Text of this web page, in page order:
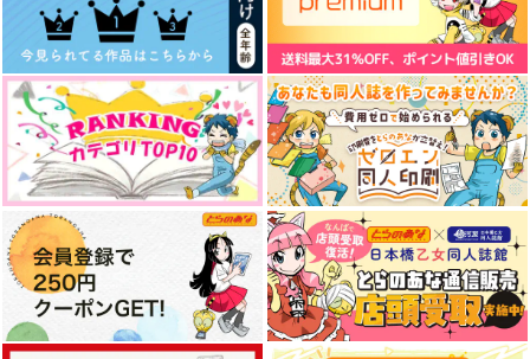
すっごいちっちゃいマ
ーメイド
煩悩
858円（税込）
観音坂独歩×伊弉冉一二三
花火のあとも あなた
と
ポカポカ日和
787円（税込）
伊弉冉一二三×観音坂独歩
ムー
GOZOUROPPU
472円（税込）
伊弉冉一二三×観音坂独歩
さよならさみしい人
うがいだいすき
セール中 専売
362円（税込）
ヒプノシスマイク
サンプル
カート
イドの底から/星へ
魔物 in da 給湯室
専売 880円（税込）
ヒプノシスマイク
伊弉冉一二三×観音坂独歩
サンプル
カート
1番人気12.10倍
単勝1.7倍
専売 629円（税込）
ヒプノシスマイク
伊弉冉一二三×観音坂独歩
サンプル
カート